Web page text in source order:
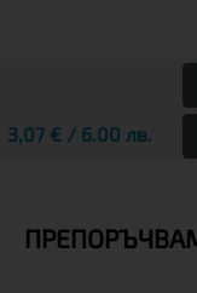
3,07 € / 6.00 лв.